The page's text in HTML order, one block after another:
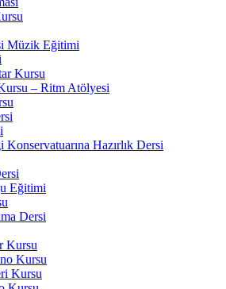
Müzik Eğitimi
Kursu
– Ritm Atölyesi
Hazırlık Dersi
Eğitimi
Dersi
Kursu
Kursu
Kursu